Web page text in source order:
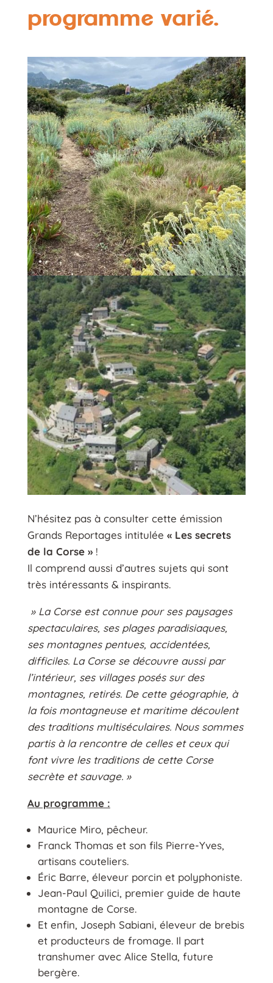
programme varié.
N’hésitez pas à consulter cette émission
Grands Reportages intitulée « Les secrets
de la Corse »!
Il comprend aussi d’autres sujets qui sont
très intéressants & inspirants.
» La Corse est connue pour ses paysages
spectaculaires, ses plages paradisiaques,
ses montagnes pentues, accidentées,
difficiles. La Corse se découvre aussi par
l’intérieur, ses villages posés sur des
montagnes, retirés. De cette géographie, à
la fois montagneuse et maritime découlent
des traditions multiséculaires. Nous sommes
partis à la rencontre de celles et ceux qui
font vivre les traditions de cette Corse
secrète et sauvage. »
Au programme :
Maurice Miro, pêcheur.
Franck Thomas et son fils Pierre-Yves,
artisans couteliers.
Éric Barre, éleveur porcin et polyphoniste.
Jean-Paul Quilici, premier guide de haute
montagne de Corse.
Et enfin, Joseph Sabiani, éleveur de brebis
et producteurs de fromage. Il part
transhumer avec Alice Stella, future
bergère.